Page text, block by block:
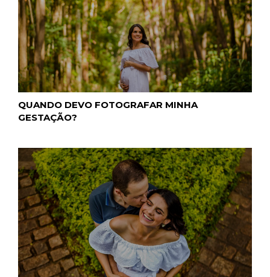
QUANDO DEVO FOTOGRAFAR MINHA
GESTAÇÃO?